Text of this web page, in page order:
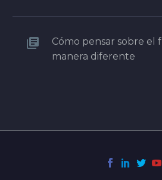
Cómo pensar sobre el
manera diferente